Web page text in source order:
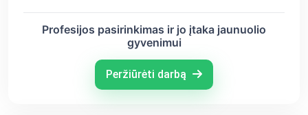
Profesijos pasirinkimas ir jo įtaka jaunuolio
gyvenimui
Peržiūrėti darbą